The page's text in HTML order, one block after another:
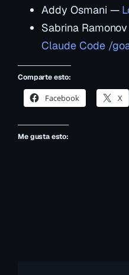
Addy Osmani —
Sabrina
Claude Code /
Comparte esto:
Facebook X
Me gusta esto: